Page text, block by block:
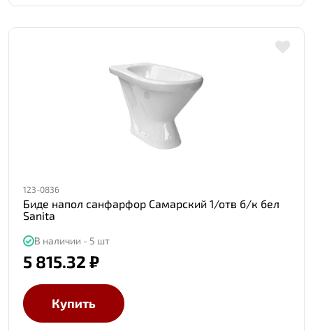
123-0836
Биде напол санфарфор Самарский 1/отв б/к бел
Sanita
В наличии - 5 шт
5 815.32 ₽
Купить